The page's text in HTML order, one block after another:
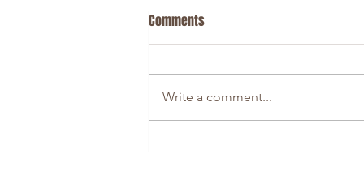
Comments
Write a comment...